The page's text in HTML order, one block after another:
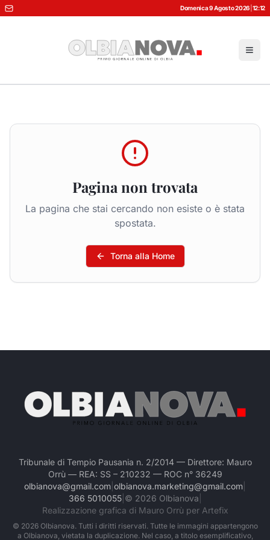
Domenica 9 Agosto 2026 12:12
Pagina non trovata
La pagina che stai cercando non esiste o è stata
spostata.
Torna alla Home
Tribunale di Tempio Pausania n. 2/2014 — Direttore: Mauro
Orrù — REA: SS – 210232 — ROC n° 36249
olbianova@gmail.com olbianova.marketing@gmail.com
366 5010055| © 2026 Olbianova
Realizzazione grafica di Mauro Orrù per Artefix
© 2026Olbianova. Tutti i diritti riservati. Tutte le immagini appartengono
a Olbianova, vietata la duplicazione. Nel caso, a titolo esemplificativo,